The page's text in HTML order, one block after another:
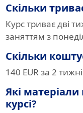
Скільки
Курс триває дві
заняттям з
Скільки
140 EUR за 2 тижні
Які
курсі?